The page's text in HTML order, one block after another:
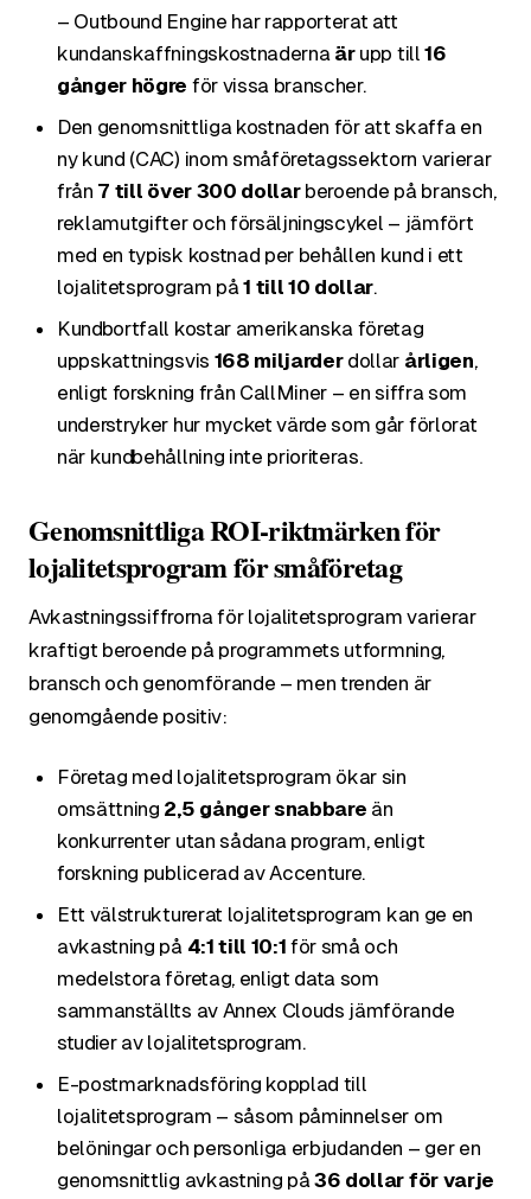
– Outbound Engine har rapporterat att
kundanskaffningskostnaderna ärupp till16
gånger högre för vissa branscher.
Den genomsnittliga kostnaden för att skaffa en
ny kund (CAC) inom småföretagssektorn varierar
från 7 till över 300 dollarberoende på bransch,
reklamutgifter och försäljningscykel – jämfört
med en typisk kostnad per behållen kund i ett
lojalitetsprogram på1 till 10 dollar.
Kundbortfall kostar amerikanska företag
uppskattningsvis 168 miljarder dollar årligen,
enligt forskning från CallMiner – en siffra som
understryker hur mycket värde som går förlorat
när kundbehållning inte prioriteras.
Genomsnittliga ROI-riktmärken för
lojalitetsprogram för småföretag
Avkastningssiffrorna för lojalitetsprogram varierar
kraftigt beroende på programmets utformning,
bransch och genomförande – men trenden är
genomgående positiv:
Företag med lojalitetsprogram ökar sin
omsättning 2,5 gånger snabbare än
konkurrenter utan sådana program, enligt
forskning publicerad av Accenture.
Ett välstrukturerat lojalitetsprogram kan ge en
avkastning på 4:1 till 10:1 för små och
medelstora företag, enligt data som
sammanställts av Annex Clouds jämförande
studier av lojalitetsprogram.
E-postmarknadsföring kopplad till
lojalitetsprogram – såsom påminnelser om
belöningar och personliga erbjudanden – ger en
genomsnittlig avkastning på36 dollar för varje